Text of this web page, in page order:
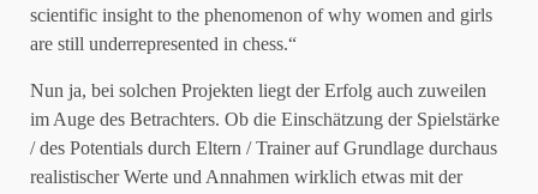
scientific insight to the phenomenon of why women and girls
are still underrepresented in chess.“
Nun ja, bei solchen Projekten liegt der Erfolg auch zuweilen
im Auge des Betrachters. Ob die Einschätzung der Spielstärke
/ des Potentials durch Eltern / Trainer auf Grundlage durchaus
realistischer Werte und Annahmen wirklich etwas mit der